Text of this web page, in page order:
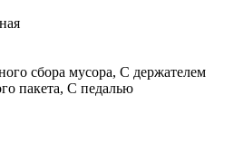
сбора мусора, С держателем
пакета, С педалью